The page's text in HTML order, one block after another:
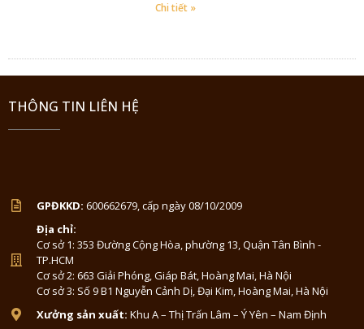
Chi tiết »
THÔNG TIN LIÊN HỆ
GPĐKKD: 600662679, cấp ngày 08/10/2009
Địa chỉ:
Cơ sở 1: 353 Đường Cộng Hòa, phường 13, Quận Tân Bình -
TP.HCM
Cơ sở 2: 663 Giải Phóng, Giáp Bát, Hoàng Mai, Hà Nội
Cơ sở 3: Số 9 B1 Nguyễn Cảnh Dị, Đại Kim, Hoàng Mai, Hà Nội
Xưởng sản xuất: Khu A – Thị Trấn Lâm – Ý Yên – Nam Định